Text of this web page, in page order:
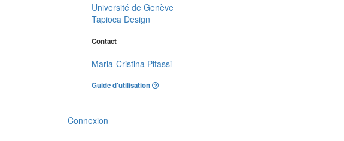
Université de Genève
Tapioca Design
Contact
Maria-Cristina Pitassi
Guide d'utilisation
Connexion